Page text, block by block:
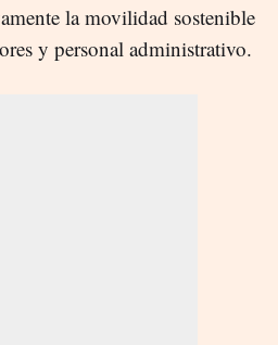
la movilidad sostenible
y personal administrativo.